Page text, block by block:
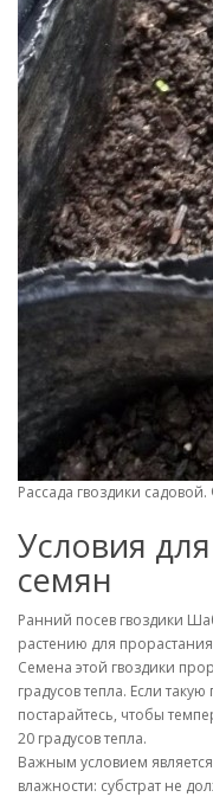
Рассада гвоздики
Условия
семян
Ранний посев гвоздики
растению для
Семена этой гвоздики
градусов тепла. Если
постарайтесь, чтобы
20 градусов тепла.
Важным условием
влажности: субстрат не